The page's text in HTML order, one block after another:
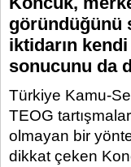
göründüğünü
iktidarın
sonucunu da
Türkiye Kamu-
TEOG
olmayan bir
dikkat çeken